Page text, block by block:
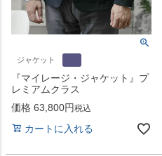
ジャケット
『マイレージ・ジャケット』プ
レミアムクラス
価格 63,800 税込
カートに入れる